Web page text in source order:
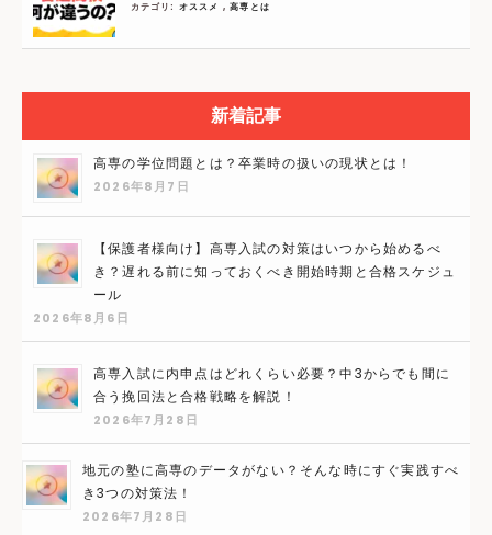
カテゴリ: オススメ ,高専とは
新着記事
高専の学位問題とは？卒業時の扱いの現状とは！
2026年8月7日
【保護者様向け】高専入試の対策はいつから始めるべ
き？遅れる前に知っておくべき開始時期と合格スケジュ
ール
2026年8月6日
高専入試に内申点はどれくらい必要？中3からでも間に
合う挽回法と合格戦略を解説！
2026年7月28日
地元の塾に高専のデータがない？そんな時にすぐ実践すべ
き3つの対策法！
2026年7月28日